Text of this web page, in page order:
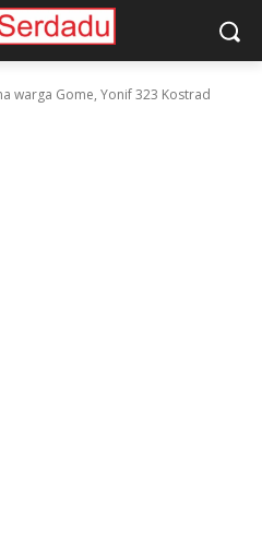
warga Gome, Yonif 323 Kostrad